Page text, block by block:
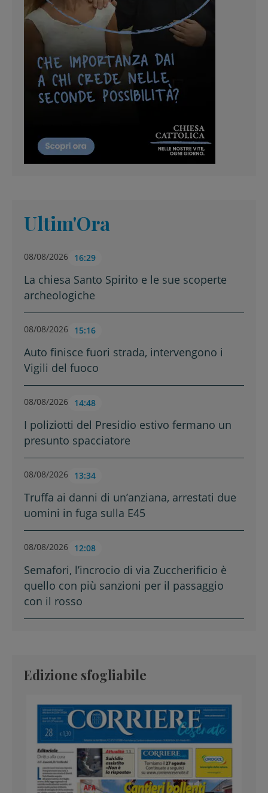
Ultim'Ora
08/08/2026 16:29
La chiesa Santo Spirito e le sue scoperte
archeologiche
08/08/2026 15:16
Auto finisce fuori strada, intervengono i
Vigili del fuoco
08/08/2026 14:48
I poliziotti del Presidio estivo fermano un
presunto spacciatore
08/08/2026 13:34
Truffa ai danni di un’anziana, arrestati due
uomini in fuga sulla E45
08/08/2026 12:08
Semafori, l’incrocio di via Zuccherificio è
quello con più sanzioni per il passaggio
con il rosso
Edizione sfogliabile